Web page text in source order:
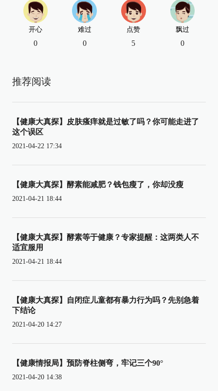
开心
0
难过
0
点赞
5
飘过
0
推荐阅读
【健康大真探】皮肤瘙痒就是过敏了吗？你可能走进了
这个误区
2021-04-22 17:34
【健康大真探】酵素能减肥？钱包瘦了，你却没瘦
2021-04-21 18:44
【健康大真探】酵素等于健康？专家提醒：这两类人不
适宜服用
2021-04-21 18:44
【健康大真探】自闭症儿童都有暴力行为吗？先别急着
下结论
2021-04-20 14:27
【健康情报局】预防脊柱侧弯，牢记三个90°
2021-04-20 14:38